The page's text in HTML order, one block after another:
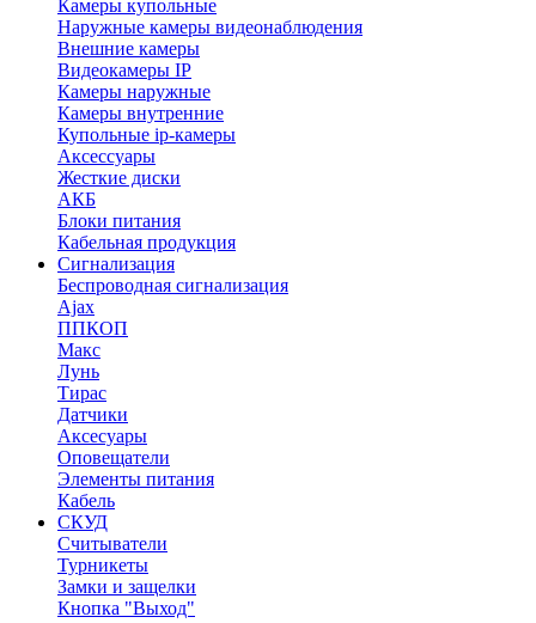
Камеры купольные
Наружные камеры видеонаблюдения
Внешние камеры
Видеокамеры IP
Камеры наружные
Камеры внутренние
Купольные ip-камеры
Аксессуары
Жесткие диски
АКБ
Блоки питания
Кабельная продукция
Сигнализация
Беспроводная сигнализация
Ajax
ППКОП
Макс
Лунь
Тирас
Датчики
Аксесуары
Оповещатели
Элементы питания
Кабель
СКУД
Считыватели
Турникеты
Замки и защелки
Кнопка "Выход"